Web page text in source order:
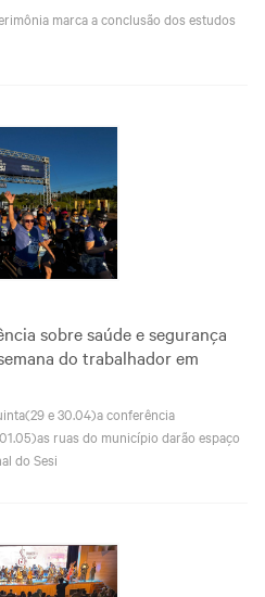
marca a conclusão dos estudos
sobre saúde e segurança
do trabalhador em
e 30.04)a conferência
ruas do município darão espaço
do Sesi